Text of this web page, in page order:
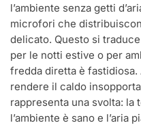
l’ambiente senza getti
microfori che
delicato. Questo si
per le notti estive o per
fredda diretta è fastidiosa.
rendere il caldo
rappresenta una svolta: la
l’ambiente è sano e l’aria